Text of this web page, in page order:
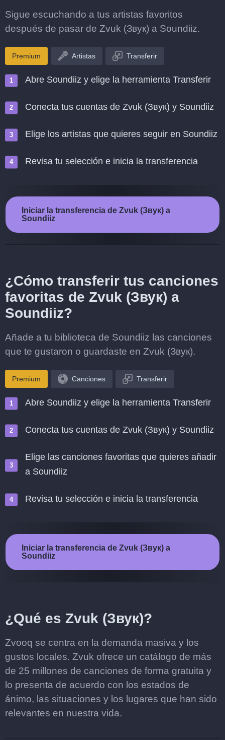
Sigue escuchando a tus artistas favoritos
después de pasar de Zvuk (Звук) a Soundiiz.
Premium Artistas Transferir
Abre Soundiiz y elige la herramienta Transferir
Conecta tus cuentas de Zvuk (Звук) y Soundiiz
Elige los artistas que quieres seguir en Soundiiz
Revisa tu selección e inicia la transferencia
Iniciar la transferencia de Zvuk (Звук) a
Soundiiz
¿Cómo transferir tus canciones
favoritas de Zvuk (Звук) a
Soundiiz?
Añade a tu biblioteca de Soundiiz las canciones
que te gustaron o guardaste en Zvuk (Звук).
Premium Canciones Transferir
Abre Soundiiz y elige la herramienta Transferir
Conecta tus cuentas de Zvuk (Звук) y Soundiiz
Elige las canciones favoritas que quieres añadir
a Soundiiz
Revisa tu selección e inicia la transferencia
Iniciar la transferencia de Zvuk (Звук) a
Soundiiz
¿Qué es Zvuk (Звук)?
Zvooq se centra en la demanda masiva y los
gustos locales. Zvuk ofrece un catálogo de más
de 25 millones de canciones de forma gratuita y
lo presenta de acuerdo con los estados de
ánimo, las situaciones y los lugares que han sido
relevantes en nuestra vida.